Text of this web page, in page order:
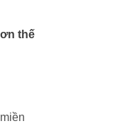
thế